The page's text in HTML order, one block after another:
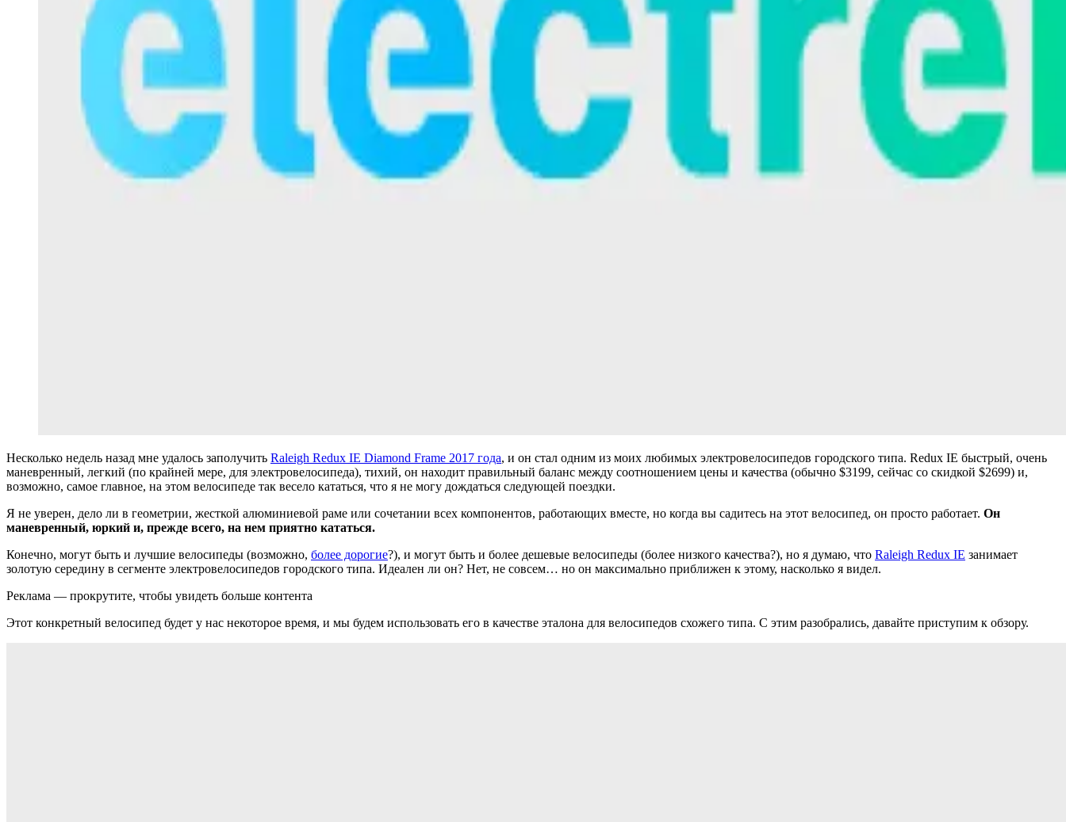
Несколько недель назад мне удалось заполучить Raleigh Redux IE Diamond Frame 2017 года, и он стал одним из моих любимых электровелосипедов городского типа. Redux IE быстрый, очень
маневренный, легкий (по крайней мере, для электровелосипеда), тихий, он находит правильный баланс между соотношением цены и качества (обычно $3199, сейчас со скидкой $2699) и,
возможно, самое главное, на этом велосипеде так весело кататься, что я не могу дождаться следующей поездки.
Я не уверен, дело ли в геометрии, жесткой алюминиевой раме или сочетании всех компонентов, работающих вместе, но когда вы садитесь на этот велосипед, он просто работает. Он
маневренный, юркий и, прежде всего, на нем приятно кататься.
Конечно, могут быть и лучшие велосипеды (возможно, более дорогие?), и могут быть и более дешевые велосипеды (более низкого качества?), но я думаю, что Raleigh Redux IE занимает
золотую середину в сегменте электровелосипедов городского типа. Идеален ли он? Нет, не совсем… но он максимально приближен к этому, насколько я видел.
Реклама — прокрутите, чтобы увидеть больше контента
Этот конкретный велосипед будет у нас некоторое время, и мы будем использовать его в качестве эталона для велосипедов схожего типа. С этим разобрались, давайте приступим к обзору.